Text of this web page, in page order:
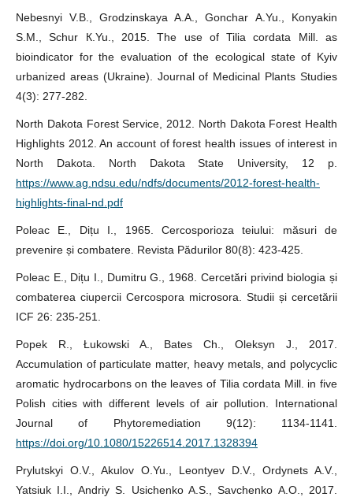
Nebesnyi V.B., Grodzinskaya A.А., Gonchar А.Yu., Konyakin
S.M., Schur К.Yu., 2015. The use of Tilia cordata Mill. as
bioindicator for the evaluation of the ecological state of Kyiv
urbanized areas (Ukraine). Journal of Medicinal Plants Studies
4(3): 277-282.
North Dakota Forest Service, 2012. North Dakota Forest Health
Highlights 2012. An account of forest health issues of interest in
North Dakota. North Dakota State University, 12 p.
https://www.ag.ndsu.edu/ndfs/documents/2012-forest-health-
highlights-final-nd.pdf
Poleac E., Dițu I., 1965. Cercosporioza teiului: măsuri de
prevenire și combatere. Revista Pădurilor 80(8): 423-425.
Poleac E., Dițu I., Dumitru G., 1968. Cercetări privind biologia și
combaterea ciupercii Cercospora microsora. Studii și cercetării
ICF 26: 235-251.
Popek R., Łukowski A., Bates Ch., Oleksyn J., 2017.
Accumulation of particulate matter, heavy metals, and polycyclic
aromatic hydrocarbons on the leaves of Tilia cordata Mill. in five
Polish cities with different levels of air pollution. International
Journal of Phytoremediation 9(12): 1134-1141.
https://doi.org/10.1080/15226514.2017.1328394
Prylutskyi O.V., Akulov O.Yu., Leontyev D.V., Ordynets A.V.,
Yatsiuk I.I., Andriy S. Usichenko A.S., Savchenko A.O., 2017.